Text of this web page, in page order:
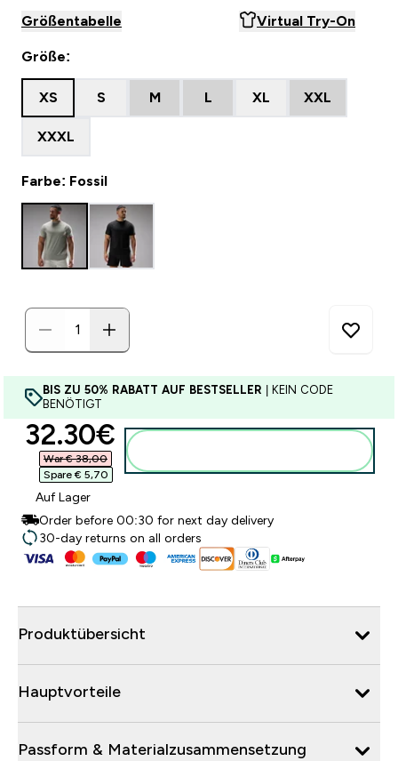
Größentabelle Virtual Try-On
Größe:
XS S M L XL XXL
XXXL
Farbe: Fossil
BIS ZU 50% RABATT AUF BESTSELLER | KEIN CODE
BENÖTIGT
discounted price
32.30€‎
War € 38,00‎
Spare € 5,70‎
Auf Lager
Order before 00:30 for next day delivery
30-day returns on all orders
Produktübersicht
Hauptvorteile
Passform & Materialzusammensetzung